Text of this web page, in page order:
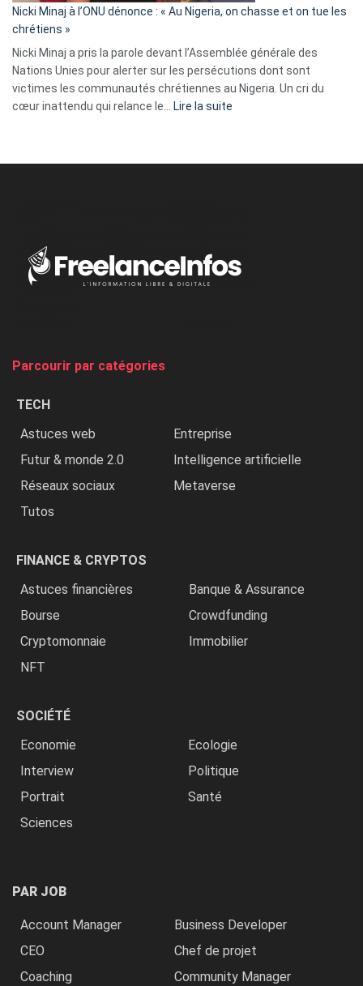
parle
ses
tripes »
Nicki Minaj à l’ONU dénonce : « Au Nigeria, on chasse et on tue les
chrétiens »
Nicki Minaj a pris la parole devant l’Assemblée générale des
Nations Unies pour alerter sur les persécutions dont sont
victimes les communautés chrétiennes au Nigeria. Un cri du
cœur inattendu qui relance le… Lire la suite
Nigeria,
Parcourir par catégories
TECH
Astuces web
Entreprise
Futur & monde 2.0
Intelligence artificielle
Réseaux sociaux
Metaverse
Tutos
FINANCE & CRYPTOS
Astuces financières
Banque & Assurance
Bourse
Crowdfunding
Cryptomonnaie
Immobilier
NFT
SOCIÉTÉ
Economie
Ecologie
Interview
Politique
Portrait
Santé
Sciences
PAR JOB
Account Manager
Business Developer
CEO
Chef de projet
Coaching
Community Manager